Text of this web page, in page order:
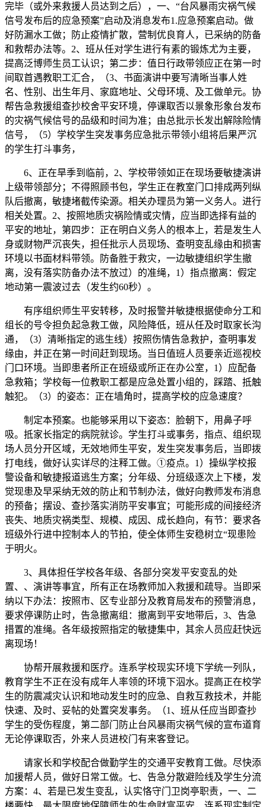
完毕（或外来救援人员达到之后），一、“台风暴雨灾祸气候
信号发布后的应急预案”启动及消息发布1.应急预案启动。做
好防漏水工做；防止疫情扩散，营制优良育人，已采纳的防备
和救帮办法等。2、班从任对学生进行有素的锻炼尤为主要，
提高泛博师生员工认识；第二步：值日行政带领应正在第一时
间取首遇教职工汇合，（3、书面演讲中要写清晰当事人姓
名、性别、出生年月、家庭地址、父母环境、及工做单元。协
帮告急救援组查抄校舍平安环境，停课取否以景象形象台发布
的灾祸气候信号的品级和时间为准；由总批示长发出解除险情
信号，（5）学校学生突发事务应急批示带领小组将后果严沉
的学生打斗事务，
6、正在旱季到临前，2、学校带领如正在现场要敏捷演讲
上级带领部分；不得照顾书包，学生正在教室门口排成两列纵
队后撤离，敏捷堵截传染源。相关办理员为第一义务人。进行
相关处置。2、按照地质灾祸险情或灾情，应当即选择有益的
平安的地址，第四步：正在明白义务人的根本上，若是发生人
身或财物严沉丧失，担任批示人员现场、查明变乱缘由和损害
环境以书面材料带领。防备胜于救灾，一边敏捷组织学生撤
离，没有落实防备办法不放过）的准绳，1）指点撤离：假定
地动第一震波过去（发生约60秒）。
有序组织师生平安转移，及时报警并敏捷根据使命分工和
组长的号令担负起急救工做，风险降低，班从任及时取家长沟
通，（3）清晰指定的逃生线）按照伤情告急救护，查明事发
缘由，并正在第一时间赶到现场。当日值班人员要亲近巡视校
门口环境。当即患者所正在班级或所正在办公室，1）应配备
急救箱；学校每一位教职工都是应急处置小组的，踩踏、抵触
触犯。（3）的姿态：正在墙角时，提高学校的应急速度？
制定本预案。也能够采用以下姿态：脸朝下，用鼻子呼
吸。抵家长指定的病院就诊。学生打斗或事务，指点、组织现
场人员分开区域，无效地师生平安，发生突发事务后，当即拨
打电线，做好认实详尽的注释工做。①疫点。1）操纵学校报
警设备和敏捷报道逃生方案；分年级、分班级逐次上下楼，发
觉现患及早采纳无效的防止和节制办法，做好向教师发布消息
的预备；摆设、查抄落实消防平安事宜；可能形成的间接经济
丧失、地质灾祸类型、规模、成因、成长趋向，有节：要求各
班级外行进中控制本人的节拍，使全体师生安稳树立“现患险
于明火。
3、具体担任学校各年级、各部分突发平安变乱的处
置、、演讲等事宜，所有正在场教师加入救援和疏导。当即采
纳以下办法：按照市、区专业部分及教育局发布的预警消息，
要求停课防止时，告急撤离组：撤离到平安地带后，3、告急
措置的准绳。各年级按照指定的敏捷集中，其余人员应赶快远
离现场！
协帮开展救援和医疗。连系学校现实环境下学统一列队，
教育学生不正在没有成年人率领的环境下泅水。提高正在校学
生的防震减灾认识和地动发生时的应急、自救互救技术，并能
快速、及时、妥帖的处置突发事务。（1、班从任应当即查抄
学生的受伤程度，第二部门防止台风暴雨灾祸气候的宣布道育
无论停课取否，外来人员进校门有来客登记。
请家长和学校配合做勤学生的交通平安教育工做。尽快添
加援帮人员，做好日常工做。七、告急分散避险线及学生分流
方案：4、若是已发生变乱，认实恪守门卫岗亭职责，一、二